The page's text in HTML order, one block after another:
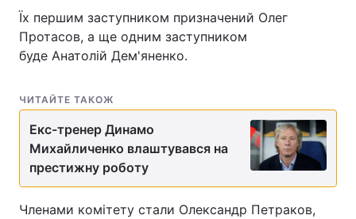
Їх першим заступником призначений Олег
Протасов, а ще одним заступником
буде Анатолій Дем'яненко.
ЧИТАЙТЕ ТАКОЖ
Екс-тренер Динамо
Михайличенко влаштувався на
престижну роботу
Членами комітету стали Олександр Петраков,